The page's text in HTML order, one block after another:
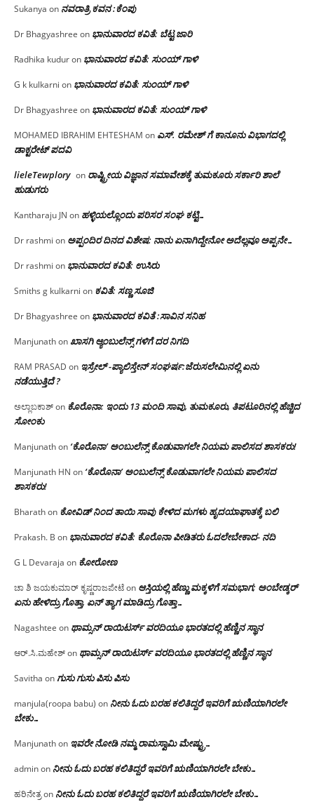
Sukanya on ನವರಾತ್ರಿ ಕವನ :ಕೆಂಪು
Dr Bhagyashree on ಭಾನುವಾರದ ಕವಿತೆ: ಬೆಟ್ಟ ಜಾರಿ
Radhika kuduron ಭಾನುವಾರದ ಕವಿತೆ: ಸುಂಯ್ ಗಾಳಿ
G k kulkarni on ಭಾನುವಾರದ ಕವಿತೆ: ಸುಂಯ್ ಗಾಳಿ
Dr Bhagyashree on ಭಾನುವಾರದ ಕವಿತೆ: ಸುಂಯ್ ಗಾಳಿ
MOHAMED IBRAHIM EHTESHAM on ಎಸ್. ರಮೇಶ್ ಗೆ ಕಾನೂನು ವಿಭಾಗದಲ್ಲಿ
ಡಾಕ್ಟರೇಟ್ ಪದವಿ
lieleTewplory on ರಾಷ್ಟ್ರೀಯ ವಿಜ್ಞಾನ ಸಮಾವೇಶಕ್ಕೆ‌ ತುಮಕೂರು ಸರ್ಕಾರಿ ಶಾಲೆ
ಹುಡುಗರು
Kantharaju JN on ಹಳ್ಳಿಯಲ್ಲೊಂದು ಪರಿಸರ ಸಂಘ ಕಟ್ಟಿ…
Dr rashmi on ಅಪ್ಪಂದಿರ ದಿನದ ವಿಶೇಷ: ನಾನು ಏನಾಗಿದ್ದೇನೋ‌ ಅದೆಲ್ಲವೂ ಅಪ್ಪನೇ…
Dr rashmi on ಭಾನುವಾರದ ಕವಿತೆ: ಉಸಿರು
Smiths g kulkarni on ಕವಿತೆ: ಸಣ್ಣ ಸೂಜಿ
Dr Bhagyashree on ಭಾನುವಾರದ ಕವಿತೆ :ಸಾವಿನ ಸನಿಹ
Manjunathonಖಾಸಗಿ ಆ್ಯಂಬುಲೆನ್ಸ್ ಗಳಿಗೆ ದರ ನಿಗದಿ
RAM PRASAD on ಇಸ್ರೇಲ್ -ಪ್ಯಾಲಿಸ್ತೇನ್ ಸಂಘರ್ಷ:ಜೆರುಸಲೇಮಿನಲ್ಲಿ ಏನು
ನಡೆಯುತ್ತಿದೆ ?
ಅಲ್ಲಾಬಕಾಶ್on ಕೊರೊನಾ: ಇಂದು 13 ಮಂದಿ ಸಾವು, ತುಮಕೂರು, ತಿಪಟೂರಿನಲ್ಲಿ ಹೆಚ್ಚಿದ
ಸೋಂಕು
Manjunathon ‘ಕೊರೊನಾ’ ಅಂಬುಲೆನ್ಸ್ ಕೊಡುವಾಗಲೇ ನಿಯಮ ಪಾಲಿಸದ ಶಾಸಕರು!
Manjunath HN on ‘ಕೊರೊನಾ’ ಅಂಬುಲೆನ್ಸ್ ಕೊಡುವಾಗಲೇ ನಿಯಮ ಪಾಲಿಸದ
ಶಾಸಕರು!
Bharathon ಕೋವಿಡ್ ನಿಂದ ತಾಯಿ ಸಾವು ಕೇಳಿದ ಮಗಳು ಹೃದಯಾಘಾತಕ್ಕೆ ಬಲಿ
Prakash. B on ಭಾನುವಾರದ ಕವಿತೆ: ಕೊರೊನಾ ಪೀಡಿತರು ಓದಲೇಬೇಕಾದ- ನದಿ
G L Devaraja on ಕೋರೋಣ
ಚಾ ಶಿ ಜಯಕುಮಾರ್ ಕೃಷ್ಣರಾಜಪೇಟೆon ಆಸ್ತಿಯಲ್ಲಿ ಹೆಣ್ಣು ಮಕ್ಕಳಿಗೆ ಸಮಭಾಗ; ಅಂಬೇಡ್ಕರ್
ಏನು ಹೇಳಿದ್ರು ಗೊತ್ತಾ, ಏನ್ ತ್ಯಾಗ ಮಾಡಿದ್ರು ಗೊತ್ತಾ…
Nagashtee on ಥಾಮ್ಸನ್ ರಾಯಿಟರ್ಸ್ ವರದಿಯೂ ಭಾರತದಲ್ಲಿ ಹೆಣ್ಣಿನ ಸ್ಥಾನ‌
ಆರ್.ಸಿ.ಮಹೇಶ್on ಥಾಮ್ಸನ್ ರಾಯಿಟರ್ಸ್ ವರದಿಯೂ ಭಾರತದಲ್ಲಿ ಹೆಣ್ಣಿನ ಸ್ಥಾನ‌
Savitha onಗುಸು ಗುಸು ಪಿಸು ಪಿಸು
manjula(roopa babu) on ನೀನು ಓದು ಬರಹ ಕಲಿತಿದ್ದರೆ ಇವರಿಗೆ ಋಣಿಯಾಗಿರಲೇ
ಬೇಕು…
Manjunathon ಇವರೇ‌ ನೋಡಿ‌ ನಮ್ಮ‌ ರಾಮಸ್ವಾಮಿ ಮೇಷ್ಟ್ರು…
adminon ನೀನು ಓದು ಬರಹ ಕಲಿತಿದ್ದರೆ ಇವರಿಗೆ ಋಣಿಯಾಗಿರಲೇ ಬೇಕು…
ಹರಿನೇತ್ರon ನೀನು ಓದು ಬರಹ ಕಲಿತಿದ್ದರೆ ಇವರಿಗೆ ಋಣಿಯಾಗಿರಲೇ ಬೇಕು…